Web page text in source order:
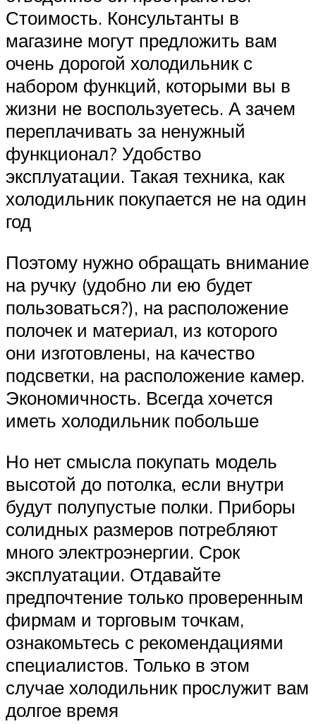
Стоимость. Консультанты в
магазине могут предложить вам
очень дорогой холодильник с
набором функций, которыми вы в
жизни не воспользуетесь. А зачем
переплачивать за ненужный
функционал? Удобство
эксплуатации. Такая техника, как
холодильник покупается не на один
год
Поэтому нужно обращать внимание
на ручку (удобно ли ею будет
пользоваться?), на расположение
полочек и материал, из которого
они изготовлены, на качество
подсветки, на расположение камер.
Экономичность. Всегда хочется
иметь холодильник побольше
Но нет смысла покупать модель
высотой до потолка, если внутри
будут полупустые полки. Приборы
солидных размеров потребляют
много электроэнергии. Срок
эксплуатации. Отдавайте
предпочтение только проверенным
фирмам и торговым точкам,
ознакомьтесь с рекомендациями
специалистов. Только в этом
случае холодильник прослужит вам
долгое время